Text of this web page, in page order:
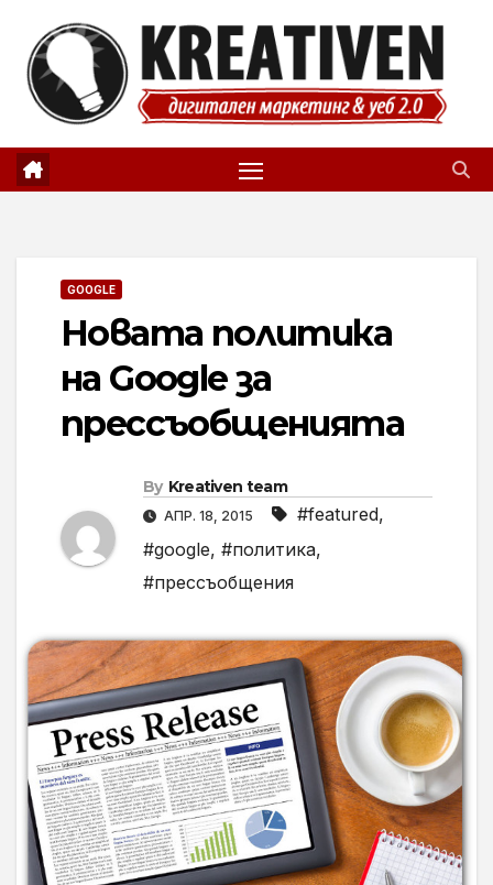
content
GOOGLE
Новата политика
на Google за
прессъобщенията
By Kreativen team
АПР. 18, 2015 #featured,
#google, #политика,
#прессъобщения